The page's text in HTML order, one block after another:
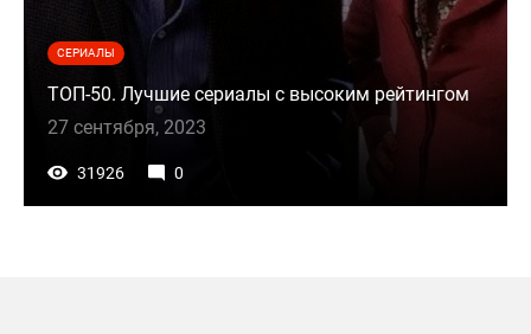
СЕРИАЛЫ
ТОП-50. Лучшие сериалы с высоким рейтингом
27 сентября, 2023
31926 0